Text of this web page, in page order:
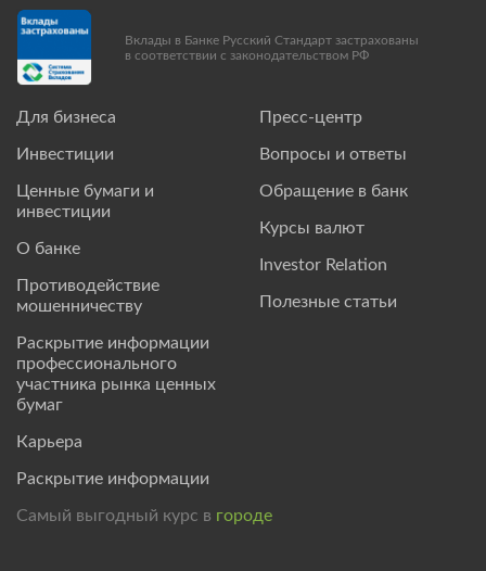
Для бизнеса
Инвестиции
Ценные бумаги и
инвестиции
О банке
Противодействие
мошенничеству
Раскрытие информации
профессионального
участника рынка ценных
бумаг
Карьера
Раскрытие информации
Пресс-центр
Вопросы и ответы
Обращение в банк
Курсы валют
Investor Relation
Полезные статьи
Вклады в Банке Русский Стандарт застрахованы
в соответствии с законодательством РФ
Самый выгодный курс в городе